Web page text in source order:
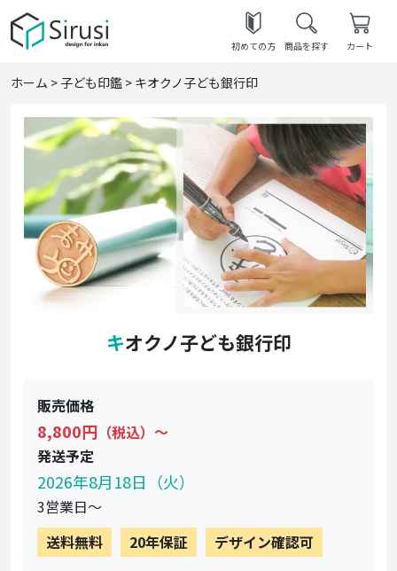
初めての方 商品を探す カート
ホーム > 子ども印鑑 > キオクノ子ども銀行印
キオクノ子ども銀行印
販売価格
8,800円 （税込）〜
発送予定
2026年8月18日（火）
3営業日〜
送料無料
20年保証 デザイン確認可